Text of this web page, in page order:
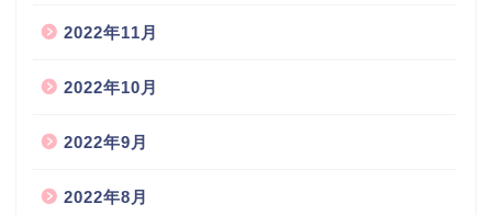
2022年11月
2022年10月
2022年9月
2022年8月